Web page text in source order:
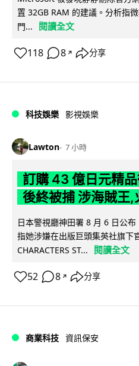
置 32GB RAM 的建議。分析指
門...
閱讀全文
118 8 ↗ 分享
科技娛樂 影視娛樂
Lawton 7 小時
訂購 43 億日元精
後終被捕 涉海賊王,
日本警視廳神田署 8 月 6 日公
指她涉嫌在出版巨頭集英社旗下
CHARACTERS ST...
閱讀全文
52 8 ↗ 分享
商業科技 資訊保安